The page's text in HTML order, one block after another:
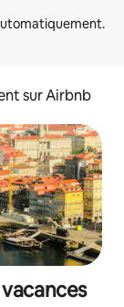
sur Airbnb